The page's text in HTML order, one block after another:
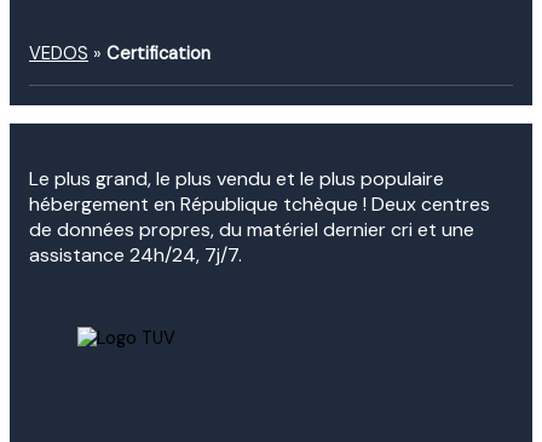
VEDOS » Certification
Le plus grand, le plus vendu et le plus populaire
hébergement en République tchèque ! Deux centres
de données propres, du matériel dernier cri et une
assistance 24h/24, 7j/7.